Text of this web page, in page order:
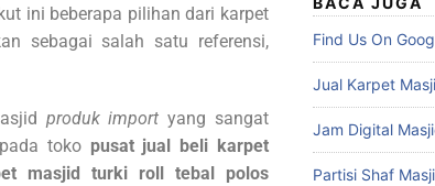
ini beberapa pilihan dari karpet
sebagai salah satu referensi,
produk import yang sangat
toko pusat jual beli karpet
masjid turki roll tebal polos
Find Us On
Jual Karpet
Jam Digital
Partisi Shaf